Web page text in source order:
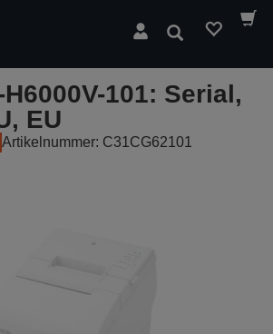
Suchen
101: Serial,
EU
Artikelnummer: C31CG62101